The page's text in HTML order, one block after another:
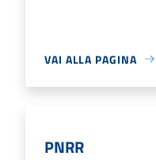
VAI ALLA PAGINA
PNRR